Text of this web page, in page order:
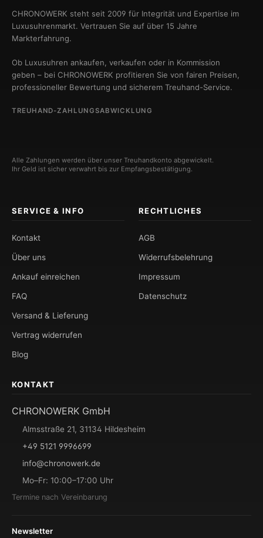
CHRONOWERK steht seit 2009 für Integrität und Expertise im
Luxusuhrenmarkt. Vertrauen Sie auf über 15 Jahre
Markterfahrung.
Ob Luxusuhren ankaufen, verkaufen oder in Kommission
geben – bei CHRONOWERK profitieren Sie von fairen Preisen,
professioneller Bewertung und sicherem Treuhand-Service.
TREUHAND-ZAHLUNGSABWICKLUNG
Alle Zahlungen werden über unser Treuhandkonto abgewickelt.
Ihr Geld ist sicher verwahrt bis zur Empfangsbestätigung.
SERVICE & INFO
Kontakt
Über uns
Ankauf einreichen
FAQ
Versand & Lieferung
Vertrag widerrufen
Blog
RECHTLICHES
AGB
Widerrufsbelehrung
Impressum
Datenschutz
KONTAKT
CHRONOWERK GmbH
Almsstraße 21, 31134 Hildesheim
+49 5121 9996699
info@chronowerk.de
Mo–Fr: 10:00–17:00 Uhr
Termine nach Vereinbarung
Newsletter